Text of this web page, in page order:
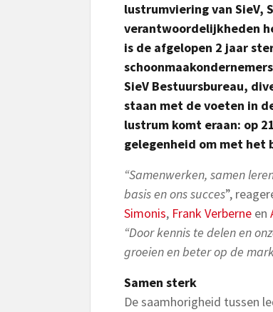
lustrumviering van SieV,
verantwoordelijkheden
is de afgelopen 2 jaar
SieV Bestuursbureau,
staan met de voeten in
lustrum komt eraan: op
gelegenheid om met het
“Samenwerken, samen
basis en ons succes”,
Simonis, Frank Verberne en
“Door kennis te delen en
groeien en beter op de
Samen sterk
De saamhorigheid tussen